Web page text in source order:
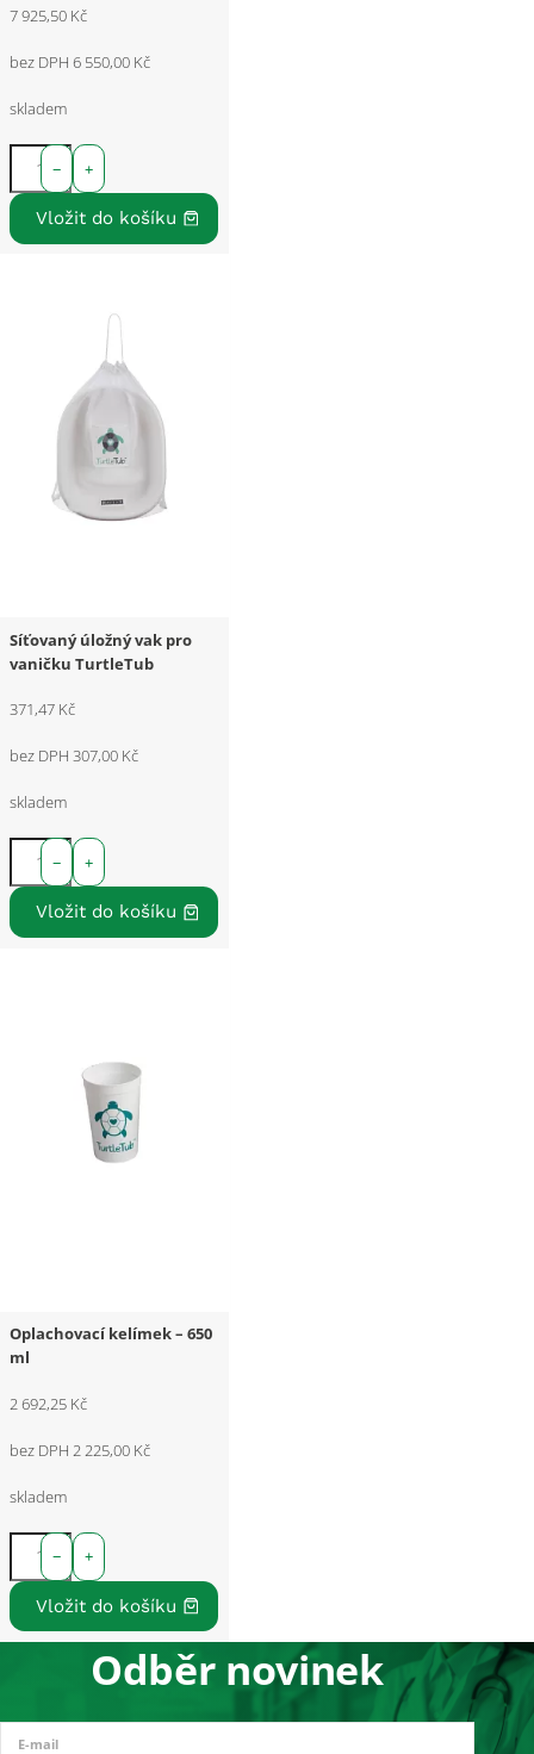
7 925,50 Kč
bez DPH 6 550,00 Kč
skladem
+
−
Síťovaný úložný vak pro
vaničku TurtleTub
371,47 Kč
bez DPH 307,00 Kč
skladem
+
−
Oplachovací kelímek – 650
ml
2 692,25 Kč
bez DPH 2 225,00 Kč
skladem
+
−
Odběr novinek
E-mail